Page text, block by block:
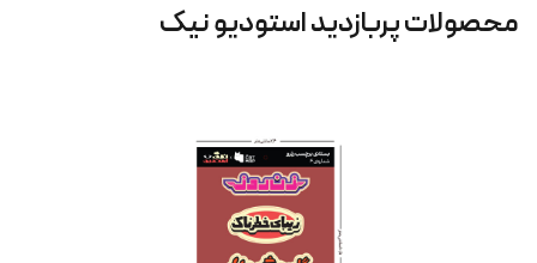
محصولات پربازدید استودیو نیک